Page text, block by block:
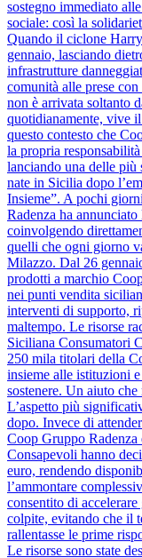
sostegno immediato
sociale: così la
Quando il ciclone
gennaio, lasciando
infrastrutture
comunità alle prese con
non è arrivata soltanto
quotidianamente, vive
questo contesto che
la propria
lanciando una delle
nate in Sicilia dopo
Insieme”. A pochi
Radenza ha
coinvolgendo
quelli che ogni giorno
Milazzo. Dal 26
prodotti a marchio
nei punti vendita
interventi di supporto,
maltempo. Le risorse
Siciliana Consumatori
250 mila titolari della
insieme alle istituzioni
sostenere. Un aiuto
L’aspetto più
dopo. Invece di
Coop Gruppo Radenza
Consapevoli hanno
euro, rendendo
l’ammontare
consentito di
colpite, evitando che il
rallentasse le prime
Le risorse sono state